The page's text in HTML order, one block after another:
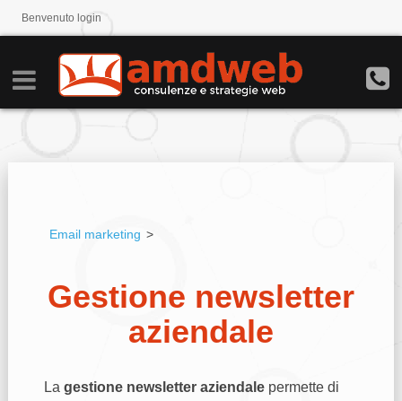
Benvenuto login
Email marketing >
Gestione newsletter
aziendale
La gestione newsletter aziendalepermette di